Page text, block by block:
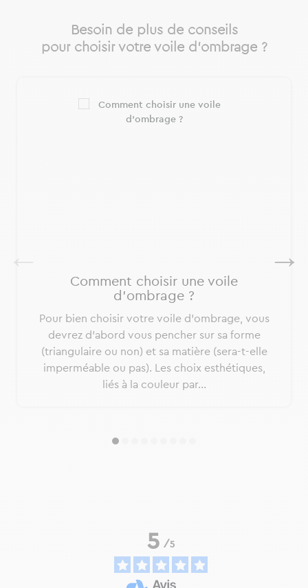
Besoin de plus de conseils
pour choisir votre voile d’ombrage ?
Comment choisir une voile
d'ombrage ?
Pour bien choisir votre voile d’ombrage, vous
devrez d’abord vous pencher sur sa forme
(triangulaire ou non) et sa matière (sera-t-elle
imperméable ou pas). Les choix esthétiques,
liés à la couleur par...
5/5